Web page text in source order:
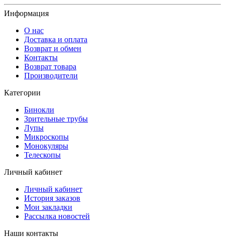
Информация
О нас
Доставка и оплата
Возврат и обмен
Контакты
Возврат товара
Производители
Категории
Бинокли
Зрительные трубы
Лупы
Микроскопы
Монокуляры
Телескопы
Личный кабинет
Личный кабинет
История заказов
Мои закладки
Рассылка новостей
Наши контакты